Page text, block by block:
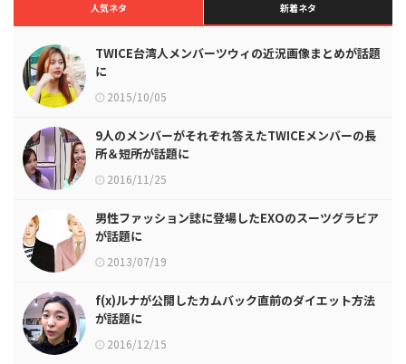
人気ネタ 新着ネタ
TWICE台湾人メンバーツウィの近況画像まとめが話題
に
2015/10/05
9人のメンバーがそれぞれ答えたTWICEメンバーの長
所＆短所が話題に
2016/11/25
男性ファッション誌に登場したEXOのスーツグラビア
が話題に
2013/07/19
f(x)ルナが公開したカムバック直前のダイエット方法
が話題に
2016/12/15